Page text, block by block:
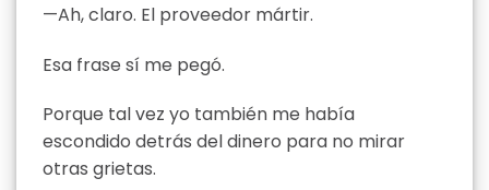
—Ah, claro. El proveedor mártir.
Esa frase sí me pegó.
Porque tal vez yo también me había
escondido detrás del dinero para no mirar
otras grietas.